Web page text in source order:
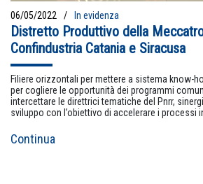
06/05/2022 In evidenza
Distretto Produttivo della
Confindustria Catania e Siracusa
Filiere orizzontali per mettere a sistema know-
per cogliere le opportunità dei programmi
intercettare le direttrici tematiche del Pnrr,
sviluppo con l’obiettivo di accelerare i processi
Continua